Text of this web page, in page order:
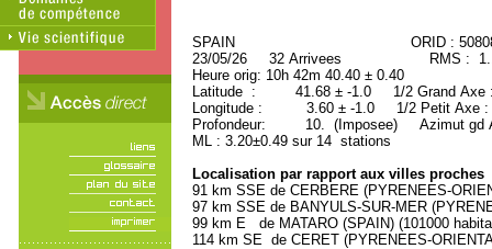
SPAIN ORID :
23/05/26 32 Arrivees RMS :
Heure orig: 10h 42m 40.40 ± 0.40
Latitude : 41.68 ± -1.0 1/2 Grand
Longitude : 3.60 ± -1.0 1/2 Petit Axe
Profondeur: 10. (Imposee) Azimut gd
ML : 3.20±0.49 sur 14 stations
Localisation par rapport aux villes proches
91 km SSE de CERBERE (PYRENEES-
97 km SSE de BANYULS-SUR-MER
99 km E de MATARO (SPAIN) (101000
114 km SE de CERET (PYRENEES-